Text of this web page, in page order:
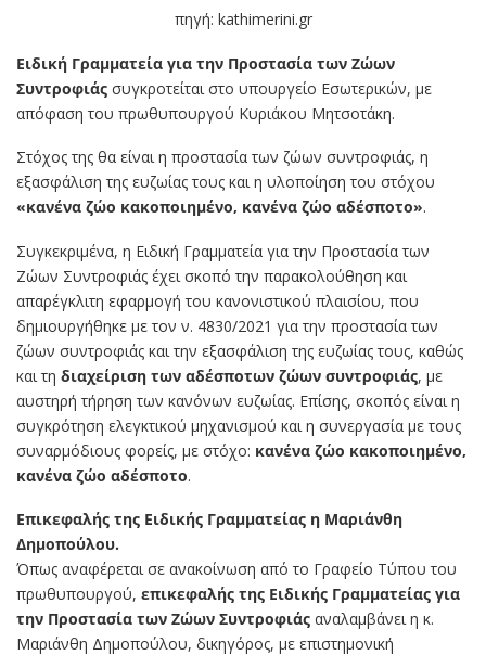
πηγή: kathimerini.gr
Ειδική Γραμματεία για την Προστασία των Ζώων
Συντροφιάς συγκροτείται στο υπουργείο Εσωτερικών, με
απόφαση του πρωθυπουργού Κυριάκου Μητσοτάκη.
Στόχος της θα είναι η προστασία των ζώων συντροφιάς, η
εξασφάλιση της ευζωίας τους και η υλοποίηση του στόχου
«κανένα ζώο κακοποιημένο, κανένα ζώο αδέσποτο».
Συγκεκριμένα, η Ειδική Γραμματεία για την Προστασία των
Ζώων Συντροφιάς έχει σκοπό την παρακολούθηση και
απαρέγκλιτη εφαρμογή του κανονιστικού πλαισίου, που
δημιουργήθηκε με τον ν. 4830/2021 για την προστασία των
ζώων συντροφιάς και την εξασφάλιση της ευζωίας τους, καθώς
και τη διαχείριση των αδέσποτων ζώων συντροφιάς, με
αυστηρή τήρηση των κανόνων ευζωίας. Επίσης, σκοπός είναι η
συγκρότηση ελεγκτικού μηχανισμού και η συνεργασία με τους
συναρμόδιους φορείς, με στόχο: κανένα ζώο κακοποιημένο,
κανένα ζώο αδέσποτο.
Επικεφαλής της Ειδικής Γραμματείας η Μαριάνθη
Δημοπούλου.
Όπως αναφέρεται σε ανακοίνωση από το Γραφείο Τύπου του
πρωθυπουργού, επικεφαλής της Ειδικής Γραμματείας για
την Προστασία των Ζώων Συντροφιάς αναλαμβάνει η κ.
Μαριάνθη Δημοπούλου, δικηγόρος, με επιστημονική